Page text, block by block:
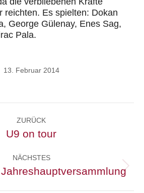
reichten. Es spielten: Dokan
George Gülenay, Enes Sag,
Pala.
13. Februar 2014
ZURÜCK
Vorheriger
U9 on tour
NÄCHSTES
Nächster